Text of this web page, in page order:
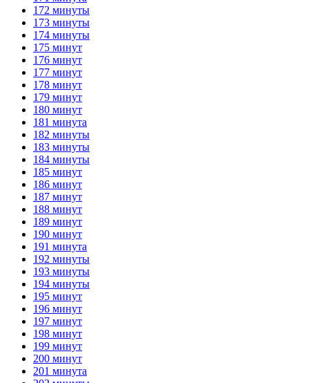
172 минуты
173 минуты
174 минуты
175 минут
176 минут
177 минут
178 минут
179 минут
180 минут
181 минута
182 минуты
183 минуты
184 минуты
185 минут
186 минут
187 минут
188 минут
189 минут
190 минут
191 минута
192 минуты
193 минуты
194 минуты
195 минут
196 минут
197 минут
198 минут
199 минут
200 минут
201 минута